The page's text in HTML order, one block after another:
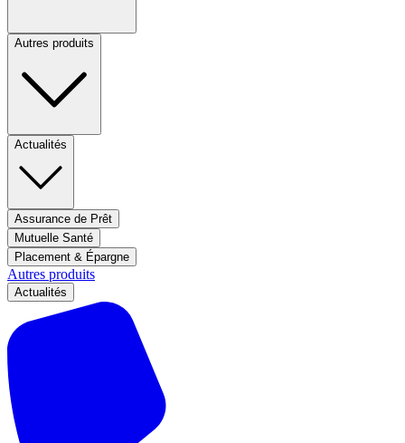
Autres produits
Actualités
Assurance de Prêt
Mutuelle Santé
Placement & Épargne
Autres produits
Actualités